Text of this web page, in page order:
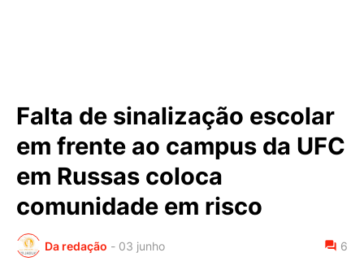
Falta de sinalização escolar
em frente ao campus da UFC
em Russas coloca
comunidade em risco
Da redação - 03 junho 6